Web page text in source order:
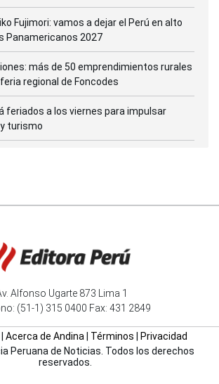
Fujimori: vamos a dejar el Perú en alto
Panamericanos 2027
más de 50 emprendimientos rurales
regional de Foncodes
feriados a los viernes para impulsar
turismo
Alfonso Ugarte 873 Lima 1
(51-1) 315 0400 Fax: 431 2849
Acerca de Andina| Términos
Privacidad
Peruana de Noticias. Todos los derechos
reservados.